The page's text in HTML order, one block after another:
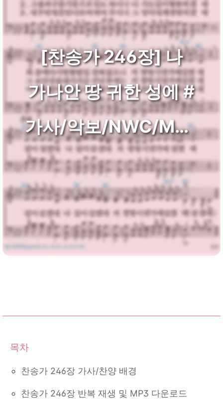
[찬송가 246장] 나
가나안 땅 귀한 성에 #
가사/악보/NWC/MP3
다운로드
찬송가 246장 가사/찬양 배경
찬송가 246장 반복 재생 및 MP3 다운로드